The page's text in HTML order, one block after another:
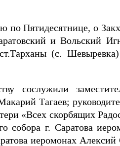
по Пятидесятнице, о
и Вольский
(с.
сослужили
Тагаев;
«Всех скорбящих
собора г. Саратова
иеромонах